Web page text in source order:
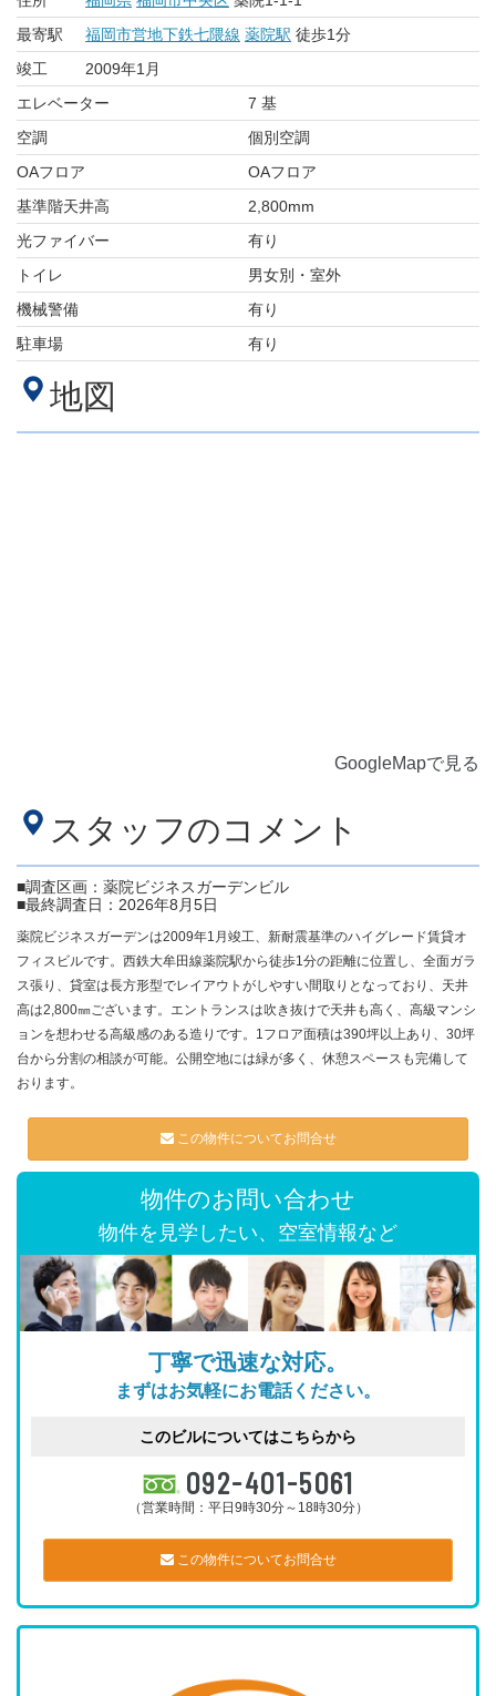
最寄駅
福岡市営地下鉄七隈線 薬院駅 徒歩1分
竣工
2009年1月
エレベーター
7 基
空調
個別空調
OAフロア
OAフロア
基準階天井高
2,800mm
光ファイバー
有り
トイレ
男女別・室外
機械警備
有り
駐車場
有り
地図
GoogleMapで見る
スタッフのコメント
■調査区画：薬院ビジネスガーデンビル
■最終調査日：2026年8月5日
薬院ビジネスガーデンは2009年1月竣工、新耐震基準のハイグレード賃貸オ
フィスビルです。西鉄大牟田線薬院駅から徒歩1分の距離に位置し、全面ガラ
ス張り、貸室は長方形型でレイアウトがしやすい間取りとなっており、天井
高は2,800㎜ございます。エントランスは吹き抜けで天井も高く、高級マンシ
ョンを想わせる高級感のある造りです。1フロア面積は390坪以上あり、30坪
台から分割の相談が可能。公開空地には緑が多く、休憩スペースも完備して
おります。
この物件についてお問合せ
物件のお問い合わせ
物件を見学したい、空室情報など
丁寧で迅速な対応。
まずはお気軽にお電話ください。
このビルについてはこちらから
092-401-5061
（営業時間：平日9時30分～18時30分）
この物件についてお問合せ